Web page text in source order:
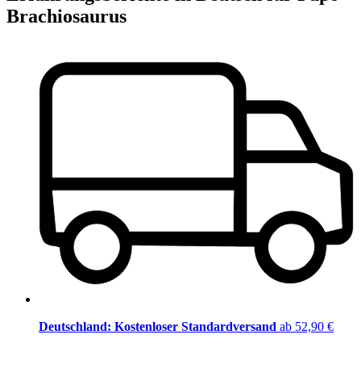
Brachiosaurus
Deutschland: Kostenloser Standardversand ab 52,90 €